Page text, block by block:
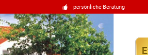
persönliche Beratung